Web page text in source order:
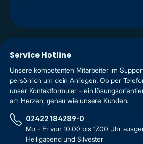
Service Hotline
Unsere kompetenten Mitarbeiter im
persönlich um dein Anliegen. Ob per
unser Kontaktformular – ein
am Herzen, genau wie unsere Kunden.
02422 184289-0
Mo - Fr von 10.00 bis 17.00 Uhr
Heiligabend und Silvester